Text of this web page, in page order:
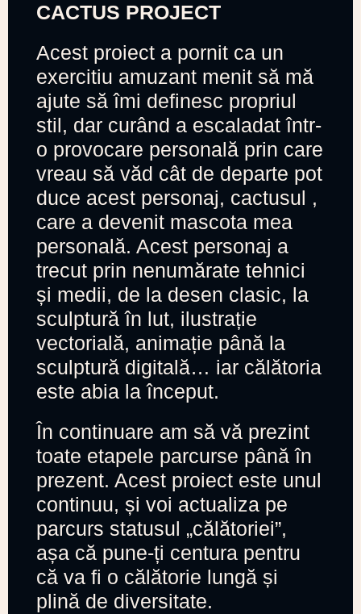
CACTUS PROJECT
Acest proiect a pornit ca un
exercitiu amuzant menit să mă
ajute să îmi definesc propriul
stil, dar curând a escaladat într-
o provocare personală prin care
vreau să văd cât de departe pot
duce acest personaj, cactusul ,
care a devenit mascota mea
personală. Acest personaj a
trecut prin nenumărate tehnici
și medii, de la desen clasic, la
sculptură în lut, ilustrație
vectorială, animație până la
sculptură digitală… iar călătoria
este abia la început.
În continuare am să vă prezint
toate etapele parcurse până în
prezent. Acest proiect este unul
continuu, și voi actualiza pe
parcurs statusul „călătoriei”,
așa că pune-ți centura pentru
că va fi o călătorie lungă și
plină de diversitate.